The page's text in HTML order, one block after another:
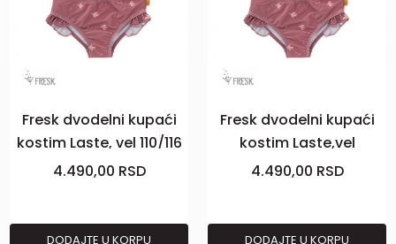
Fresk dvodelni kupaći
kostim Laste, vel 110/116
4.490,00 RSD
DODAJTE U KORPU
Fresk dvodelni kupaći
kostim Laste,vel
122/128
4.490,00 RSD
DODAJTE U KORPU